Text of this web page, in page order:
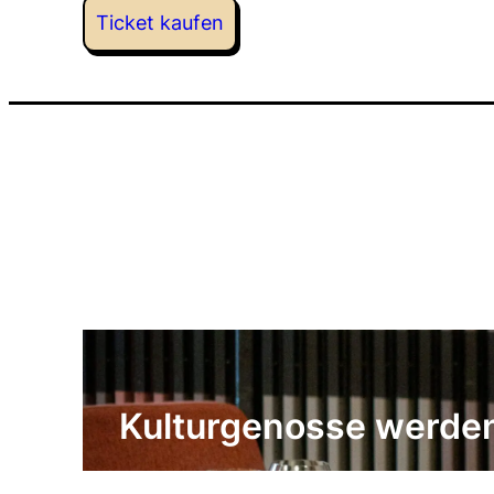
Ticket kaufen
Kulturgenosse